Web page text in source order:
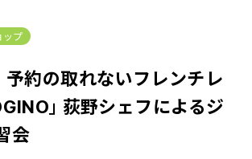
ップ
予約の取れないフレンチレ
」荻野シェフによるジ
会